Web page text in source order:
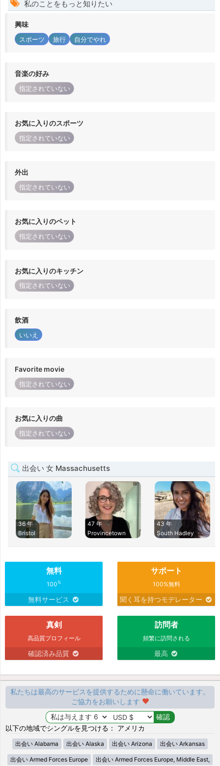
私のことをもっと知りたい
興味
スポーツ 旅行 自分でやれ
音楽の好み
指定されていない
お気に入りのスポーツ
指定されていない
外出
指定されていない
お気に入りのペット
指定されていない
お気に入りのキッチン
指定されていない
飲酒
いいえ
Favorite movie
指定されていない
お気に入りの曲
指定されていない
出会い 女 Massachusetts
36 年
Bristol
47 年
Provincetown
43 年
South Hadley
無料
100%
無料サービス
サポート
100%無料
聞く耳を持つモデレーター
真剣
高品質プロフィール
確認済み品質
訪問者
頻繁に訪問される
最高
私たちは最高のサービスを提供するために懸命に働いています。
ご協力をお願いします
以下の地域でシングルを見つける： アメリカ
出会い Alabama 出会い Alaska 出会い Arizona 出会い Arkansas
出会い Armed Forces Europe 出会い Armed Forces Europe, Middle East,